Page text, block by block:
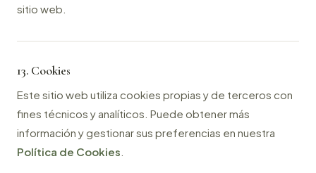
sitio web.
13. Cookies
Este sitio web utiliza cookies propias y de terceros con
fines técnicos y analíticos. Puede obtener más
información y gestionar sus preferencias en nuestra
Política de Cookies